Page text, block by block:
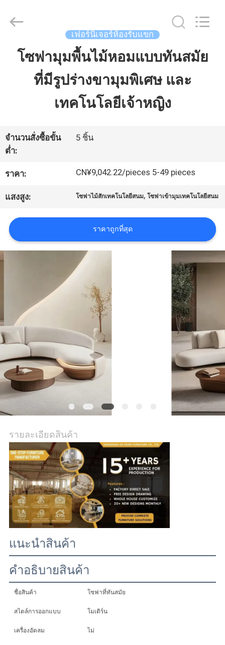
บ้าน
ผลิตภัณฑ์
วิดีโอ
แสดง
VR
เกี่ยว
กับ
ทัวร์
โรงงาน
ติดต่อ
เรา
ข่าว
ทุก
กรณี
ขอ
อ้าง
แผนผัง
เว็บไซต์
HOME
Furniture
Reserved.
เฟอร์นิเจอร์ห้องรับแขก
โซฟามุมพื้นไม้หอมแบบทันสมัย
ที่มีรูปร่างขามุมพิเศษ และ
เทคโนโลยีเจ้าหญิง
จำนวนสั่งซื้อขั้น
ต่ำ:
5 ชิ้น
ราคา: CN¥9,042.22/pieces 5-49 pieces
แสงสูง: โซฟาไม้สักเทคโนโลยีสนม,โซฟาเข้ามุมเทคโนโลยีสนม
ราคาถูกที่สุด
รายละเอียดสินค้า
แนะนําสินค้า
คําอธิบายสินค้า
ชื่อสินค้า โซฟาที่ทันสมัย
สไตล์การออกแบบ โมเดิร์น
เครื่องอัดลม ไม่